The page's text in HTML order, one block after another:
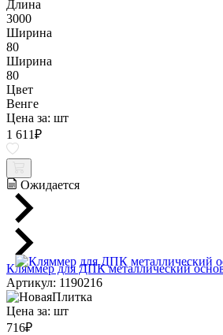
Длина
3000
Ширина
80
Ширина
80
Цвет
Венге
Цена за: шт
1 611₽
Ожидается
Кляммер для ДПК металлический
Артикул: 1190216
Цена за: шт
716₽